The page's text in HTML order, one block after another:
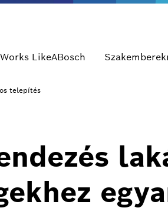
Works LikeABosch
telepítés